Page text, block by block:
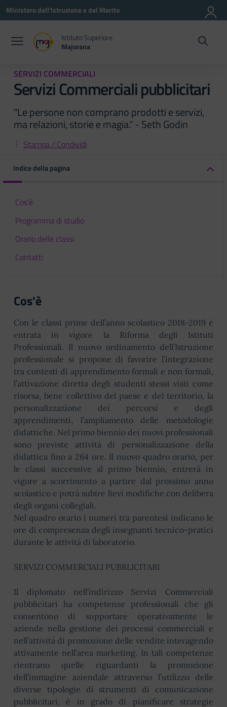
Vai ai contenuti
Vai al menu di navigazione
Vai al footer
Ministero dell'Istruzione e del Merito
Istituto Superiore
Majorana
SERVIZI COMMERCIALI
Servizi Commerciali pubblicitari
"Le persone non comprano prodotti e servizi,
ma relazioni, storie e magia." - Seth Godin
Stampa / Condividi
Indice della pagina
Cos'è
Programma di studio
Orario delle classi
Contatti
Cos'è
Con le classi prime dell’anno scolastico 2018-2019 è
entrata in vigore la Riforma degli Istituti
Professionali. Il nuovo ordinamento dell’Istruzione
professionale si propone di favorire l’integrazione
tra contesti di apprendimento formali e non formali,
l’attivazione diretta degli studenti stessi visti come
risorsa, bene collettivo del paese e del territorio, la
personalizzazione dei percorsi e degli
apprendimenti, l’ampliamento delle metodologie
didattiche. Nel primo biennio dei nuovi professionali
sono previste attività di personalizzazione della
didattica fino a 264 ore. Il nuovo quadro orario, per
le classi successive al primo biennio, entrerà in
vigore a scorrimento a partire dal prossimo anno
scolastico e potrà subire lievi modifiche con delibera
degli organi collegiali.
Nel quadro orario i numeri tra parentesi indicano le
ore di compresenza degli insegnanti tecnico-pratici
durante le attività di laboratorio.
SERVIZI COMMERCIALI PUBBLICITARI
Il diplomato nell’indirizzo Servizi Commerciali
pubblicitari ha competenze professionali che gli
consentono di supportare operativamente le
aziende nella gestione dei processi commerciali e
nell’attività di promozione delle vendite interagendo
attivamente nell’area marketing. In tali competenze
rientrano quelle riguardanti la promozione
dell’immagine aziendale attraverso l’utilizzo delle
diverse tipologie di strumenti di comunicazione
pubblicitari, è in grado di pianificare strategie